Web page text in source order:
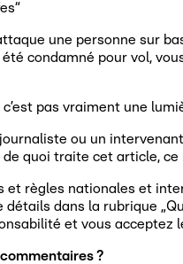
une personne sur
condamné pour vol,
pas vraiment une
ou un
quoi traite cet article,
et règles nationales et
dans la rubrique
et vous acceptez
?